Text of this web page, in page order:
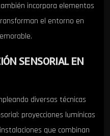
incorpora elementos
el entorno en
SENSORIAL EN
diversas técnicas
proyecciones lumínicas
que combinan